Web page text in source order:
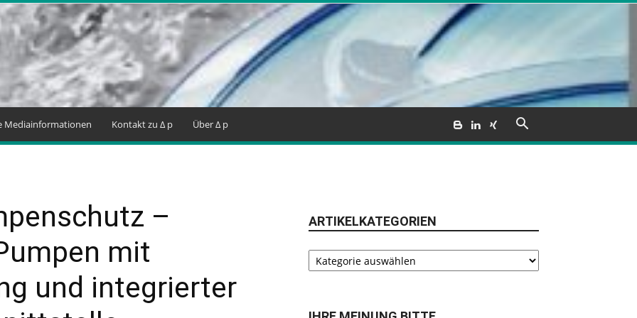
Mediainformationen Kontakt zu Δ p Über Δ p
–
mit
und integrierter
ARTIKELKATEGORIEN
Artikelkategorien